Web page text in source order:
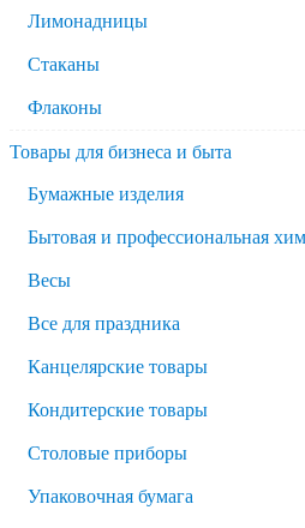
Лимонадницы
Стаканы
Флаконы
Товары для бизнеса и быта
Бумажные изделия
Бытовая и профессиональная
Весы
Все для праздника
Канцелярские товары
Кондитерские товары
Столовые приборы
Упаковочная бумага